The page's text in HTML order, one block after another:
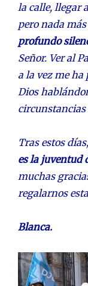
la calle, llegar
pero nada
profundo
Señor. Ver al
a la vez me ha
Dios
circunstancias
Tras estos
es la juventud
muchas
regalarnos
Blanca.